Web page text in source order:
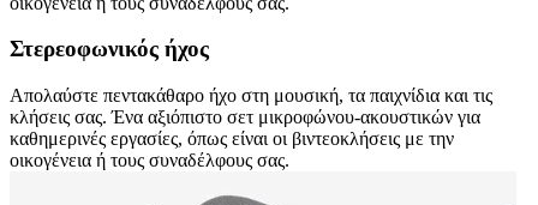
Στερεοφωνικός ήχος
Απολαύστε πεντακάθαρο ήχο στη μουσική, τα παιχνίδια και τις
κλήσεις σας. Ένα αξιόπιστο σετ μικροφώνου-ακουστικών για
καθημερινές εργασίες, όπως είναι οι βιντεοκλήσεις με την
οικογένεια ή τους συναδέλφους σας.